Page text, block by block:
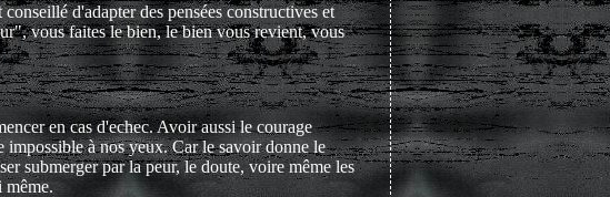
d'adapter des pensées constructives et
vous faites le bien, le bien vous revient, vous
en cas d'echec. Avoir aussi le courage
à nos yeux. Car le savoir donne le
submerger par la peur, le doute, voire même les
même.